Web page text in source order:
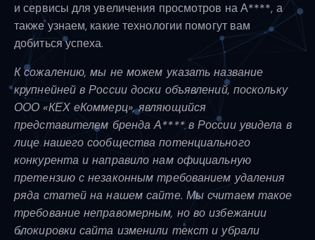
и сервисы для увеличения просмотров на А****, а
также узнаем, какие технологии помогут вам
добиться успеха.
К сожалению, мы не можем указать название
крупнейней в России доски объявлений, поскольку
ООО «КЕХ еКоммерц», являющийся
представителем бренда А**** в России увидела в
лице нашего сообщества потенциального
конкурента и направило нам официальную
претензию с незаконным требованием удаления
ряда статей на нашем сайте. Мы считаем такое
требование неправомерным, но во избежании
блокировки сайта изменили текст и убрали